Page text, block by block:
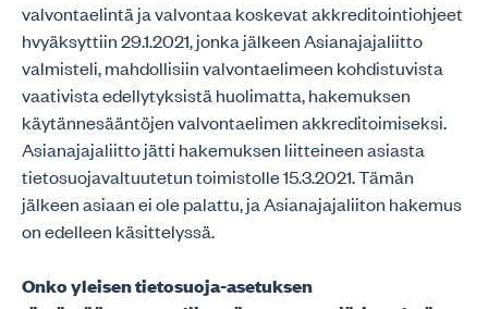
valvontaelintä ja valvontaa koskevat akkreditointiohjeet
hvyäksyttiin 29.1.2021, jonka jälkeen Asianajajaliitto
valmisteli, mahdollisiin valvontaelimeen kohdistuvista
vaativista edellytyksistä huolimatta, hakemuksen
käytännesääntöjen valvontaelimen akkreditoimiseksi.
Asianajajaliitto jätti hakemuksen liitteineen asiasta
tietosuojavaltuutetun toimistolle 15.3.2021. Tämän
jälkeen asiaan ei ole palattu, ja Asianajajaliiton hakemus
on edelleen käsittelyssä.
Onko yleisen tietosuoja-asetuksen